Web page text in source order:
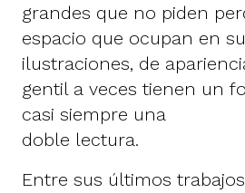
grandes que no piden
espacio que ocupan en
ilustraciones, de
gentil a veces tienen un
casi siempre una
doble lectura.
Entre sus últimos